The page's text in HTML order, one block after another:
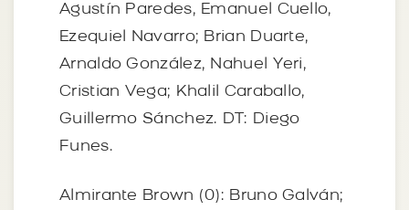
Agustín Paredes, Emanuel Cuello,
Ezequiel Navarro; Brian Duarte,
Arnaldo González, Nahuel Yeri,
Cristian Vega; Khalil Caraballo,
Guillermo Sánchez. DT: Diego
Funes.
Almirante Brown (0): Bruno Galván;